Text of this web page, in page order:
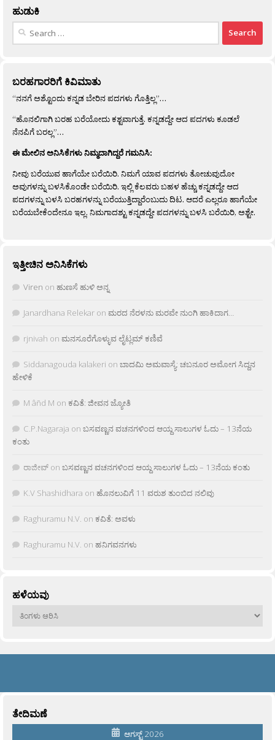
ಹುಡುಕಿ
Search
ಬರಹಗಾರರಿಗೆ ಕಿವಿಮಾತು
“ನನಗೆ ಅಶ್ಟೊಂದು ಕನ್ನಡ ಬೇರಿನ ಪದಗಳು ಗೊತ್ತಿಲ್ಲ”…
“ಹೊನಲಿಗಾಗಿ ಬರಹ ಬರೆಯೋದು ಕಶ್ಟವಾಗುತ್ತೆ. ಕನ್ನಡದ್ದೇ ಆದ ಪದಗಳು ಕೂಡಲೆ
ನೆನಪಿಗೆ ಬರಲ್ಲ”…
ಈ ಮೇಲಿನ ಅನಿಸಿಕೆಗಳು ನಿಮ್ಮದಾಗಿದ್ದರೆ ಗಮನಿಸಿ:
ನೀವು ಬರೆಯುವ ಹಾಗೆಯೇ ಬರೆಯಿರಿ. ನಿಮಗೆ ಯಾವ ಪದಗಳು ತೋಚುವುದೋ
ಅವುಗಳನ್ನು ಬಳಸಿಕೊಂಡೇ ಬರೆಯಿರಿ. ಇಲ್ಲಿ ಕೆಲವರು ಬಹಳ ಹೆಚ್ಚು ಕನ್ನಡದ್ದೇ ಆದ
ಪದಗಳನ್ನು ಬಳಸಿ ಬರಹಗಳನ್ನು ಬರೆಯುತ್ತಿದ್ದಾರೆಂಬುದು ದಿಟ. ಆದರೆ ಎಲ್ಲರೂ ಹಾಗೆಯೇ
ಬರೆಯಬೇಕೆಂದೇನೂ ಇಲ್ಲ. ನಿಮಗಾದಶ್ಟು ಕನ್ನಡದ್ದೇ ಪದಗಳನ್ನು ಬಳಸಿ ಬರೆಯಿರಿ, ಅಶ್ಟೇ.
ಇತ್ತೀಚಿನ ಅನಿಸಿಕೆಗಳು
Viren on ಹುಣಸೆ ಹುಳಿ ಅನ್ನ
Janardhana Relekar on ಮರದ ನೆರಳನು ಮರವೇ ನುಂಗಿ ಹಾಕಿದಾಗ…
rjnivah on ಮನಸೂರೆಗೊಳ್ಳುವ ಲೈಟ್ಲಮ್ ಕಣಿವೆ
Siddanagouda kalakeri on ಬಾದಮಿ ಅಮವಾಸ್ಯೆ: ಚಬನೂರ ಅಮೋಗ ಸಿದ್ದನ
ಹೇಳಿಕೆ
M âñd M on ಕವಿತೆ: ಜೀವನ ಜ್ಯೋತಿ
C.P.Nagaraja on ಬಸವಣ್ಣನ ವಚನಗಳಿಂದ ಆಯ್ದ ಸಾಲುಗಳ ಓದು – 13ನೆಯ
ಕಂತು
ರಾಜೀವ್ on ಬಸವಣ್ಣನ ವಚನಗಳಿಂದ ಆಯ್ದ ಸಾಲುಗಳ ಓದು – 13ನೆಯ ಕಂತು
K.V Shashidhara on ಹೊನಲುವಿಗೆ 11 ವರುಶ ತುಂಬಿದ ನಲಿವು
Raghuramu N.V. on ಕವಿತೆ: ಅವಳು
Raghuramu N.V. on ಹನಿಗವನಗಳು
ಹಳೆಯವು
ಹಳೆಯವು
ತೇದಿಮಣೆ
ಆಗಸ್ಟ್ 2026